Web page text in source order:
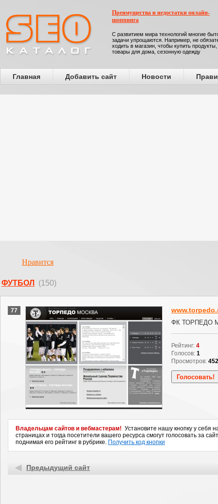
Преимущества и недостатки онлайн-
шоппинга
С развитием мира технологий многие
задачи упрощаются. Например, не
ходить в магазин, чтобы купить продукты,
товары для дома, сезонную одежду
Главная Добавить сайт Новости
Нравится
ФУТБОЛ (150)
77
ФК ТОРПЕДО
Рейтинг: 4
Голосов: 1
Просмотров:
Владельцам сайтов и вебмастерам! Установите нашу кнопку у себя
страницах и тогда посетители вашего ресурса смогут голосовать за
поднимая его рейтинг в рубрике. Получить код кнопки
Предыдущий сайт